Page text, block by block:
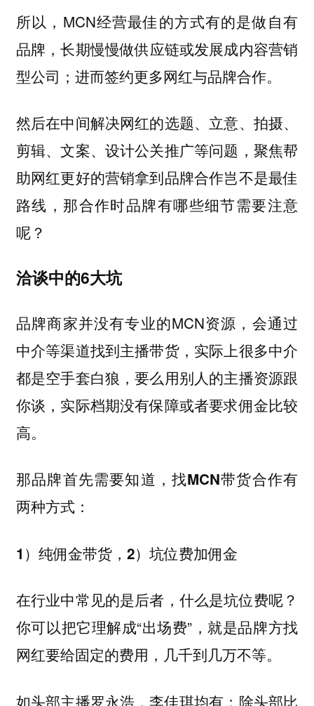
所以，MCN经营最佳的方式有的是做自有
品牌，长期慢慢做供应链或发展成内容营销
型公司；进而签约更多网红与品牌合作。
然后在中间解决网红的选题、立意、拍摄、
剪辑、文案、设计公关推广等问题，聚焦帮
助网红更好的营销拿到品牌合作岂不是最佳
路线，那合作时品牌有哪些细节需要注意
呢？
洽谈中的6大坑
品牌商家并没有专业的MCN资源，会通过
中介等渠道找到主播带货，实际上很多中介
都是空手套白狼，要么用别人的主播资源跟
你谈，实际档期没有保障或者要求佣金比较
高。
那品牌首先需要知道， 找MCN带货合作有
两种方式：
1）纯佣金带货，2）坑位费加佣金
在行业中常见的是后者，什么是坑位费呢？
你可以把它理解成“出场费”，就是品牌方找
网红要给固定的费用，几千到几万不等。
如头部主播罗永浩，李佳琪均有；除头部比